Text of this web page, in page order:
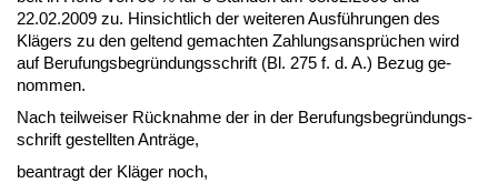
22.02.2009 zu. Hin­sicht­lich der wei­te­ren Ausführun­gen des
Klägers zu den gel­tend ge­mach­ten Zah­lungs­ansprüchen wird
auf Be­ru­fungs­be­gründungs­schrift (Bl. 275 f. d. A.) Be­zug ge­
nom­men.
Nach teil­wei­ser Rück­nah­me der in der Be­ru­fungs­be­gründungs­
schrift ge­stell­ten Anträge,
be­an­tragt der Kläger noch,